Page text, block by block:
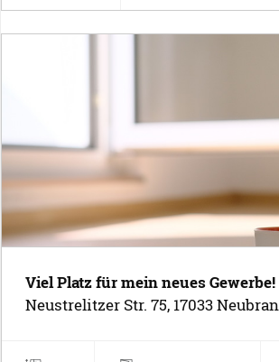
Viel Platz für mein neues Gewerbe!
Neustrelitzer Str. 75, 17033